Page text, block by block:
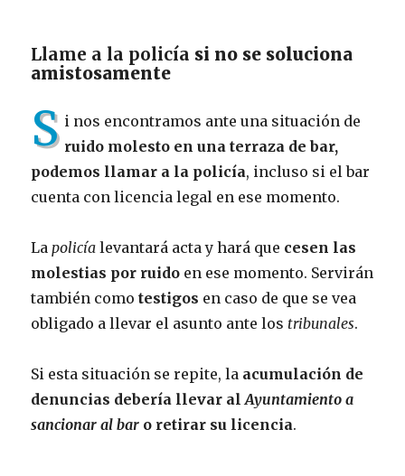
Llame a la policía si no se soluciona
amistosamente
S i nos encontramos ante una situación de
ruido molesto en una terraza de bar,
podemos llamar a la policía, incluso si el bar
cuenta con licencia legal en ese momento.
La policía levantará acta y hará que cesen las
molestias por ruido en ese momento. Servirán
también comotestigos en caso de que se vea
obligado a llevar el asunto ante los tribunales.
Si esta situación se repite, la acumulación de
denuncias debería llevar alAyuntamiento a
sancionar al bar o retirar su licencia.